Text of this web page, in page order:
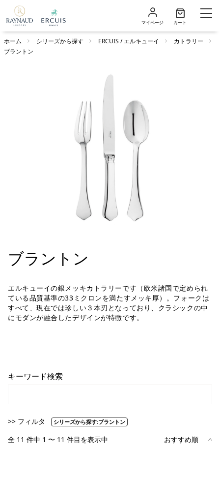
マイページ カート
ホーム シリーズから探す ERCUIS / エルキューイ
カトラリー
ブラントン
ブラントン
エルキューイの銀メッキカトラリーです（欧米諸国で定められ
ている品質基準の33ミクロンを満たすメッキ厚）。フォークは
すべて、現在では珍しい３本刃となっており、クラシックの中
にモダンが融合したデザインが特徴です。
キーワード検索
>> フィルタ シリーズから探す:ブラントン
全 11 件中 1 〜 11 件目を表示中